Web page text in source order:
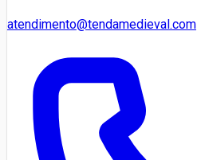
atendimento@tendamedieval.com